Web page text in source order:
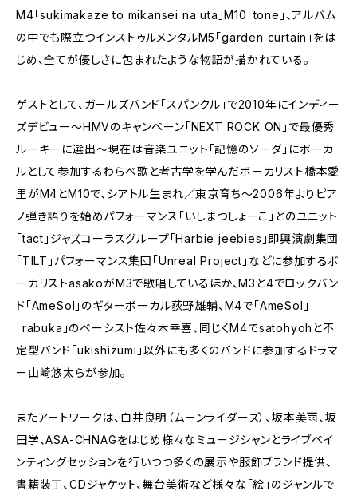
M4「sukimakaze to mikansei na uta」M10「tone」、アルバム
の中でも際立つインストゥルメンタルM5「garden curtain」をは
じめ、全てが優しさに包まれたような物語が描かれている。
ゲストとして、ガールズバンド「スパンクル」で2010年にインディー
ズデビュー～HMVのキャンペーン「NEXT ROCK ON」で最優秀
ルーキーに選出～現在は音楽ユニット「記憶のソーダ」にボーカ
ルとして参加するわらべ歌と考古学を学んだボーカリスト橋本愛
里がM4とM10で、シアトル生まれ／東京育ち～2006年よりピア
ノ弾き語りを始めパフォーマンス「いしまつしょーこ」とのユニット
「tact」ジャズコーラスグループ「Harbie jeebies」即興演劇集団
「TILT」パフォーマンス集団「Unreal Project」などに参加するボ
ーカリストasakoがM3で歌唱しているほか、M3と4でロックバン
ド「AmeSol」のギターボーカル荻野雄輔、M4で「AmeSol」
「rabuka」のベーシスト佐々木幸喜、同じくM4でsatohyohと不
定型バンド「ukishizumi」以外にも多くのバンドに参加するドラマ
ー山崎悠太らが参加。
またアートワークは、白井良明（ムーンライダーズ）、坂本美雨、坂
田学、ASA-CHNAGをはじめ様々なミュージシャンとライブペイ
ンティングセッションを行いつつ多くの展示や服飾ブランド提供、
書籍装丁、CDジャケット、舞台美術など様々な「絵」のジャンルで